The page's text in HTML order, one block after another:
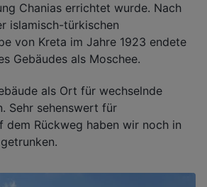
Chanias errichtet wurde. Nach
islamisch-türkischen
von Kreta im Jahre 1923 endete
Gebäudes als Moschee.
als Ort für wechselnde
Sehr sehenswert für
dem Rückweg haben wir noch in